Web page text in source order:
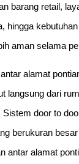
barang retail,
hingga
aman selama
alamat
langsung dari
door to
berukuran
antar alamat